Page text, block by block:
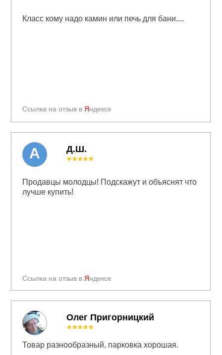
Олег Пригорницкий
Ссылка на отзыв в Яндексе
Класс кому надо камин или печь для бани....
Д.Ш.
Ссылка на отзыв в Яндексе
★★★★★
Продавцы молодцы! Подскажут и объяснят что
лучше купить!
А
★★★★★
Товар разнообразный, парковка хорошая.